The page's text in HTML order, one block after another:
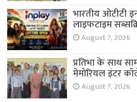
भारतीय ओटीटी
लाइफटाइम
August 7, 2026
प्रतिभा के साथ
मेमोरियल इंटर
August 7, 2026